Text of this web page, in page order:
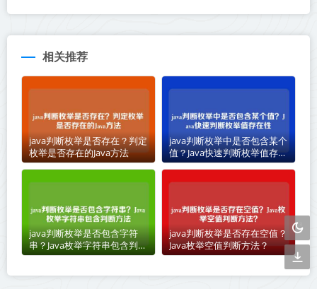
相关推荐
java判断枚举是否存在？判定
枚举是否存在的Java方法
java判断枚举中是否包含某个
值？Java快速判断枚举值存在
性
java判断枚举是否包含字符
串？Java枚举字符串包含判断
方法
java判断枚举是否存在空值？
Java枚举空值判断方法？